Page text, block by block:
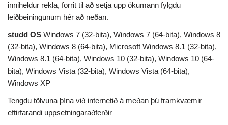
inniheldur rekla, forrit til að setja upp ökumann fylgdu
leiðbeiningunum hér að neðan.
studd OS Windows 7 (32-bita), Windows 7 (64-bita), Windows 8
(32-bita), Windows 8 (64-bita), Microsoft Windows 8.1 (32-bita),
Windows 8.1 (64-bita), Windows 10 (32-bita), Windows 10 (64-
bita), Windows Vista (32-bita), Windows Vista (64-bita),
Windows XP
Tengdu tölvuna þína við internetið á meðan þú framkvæmir
eftirfarandi uppsetningaraðferðir